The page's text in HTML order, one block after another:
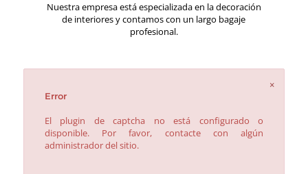
Nuestra empresa está especializada en la decoración
de interiores y contamos con un largo bagaje
profesional.
×
Error
El plugin de captcha no está configurado o
disponible. Por favor, contacte con algún
administrador del sitio.